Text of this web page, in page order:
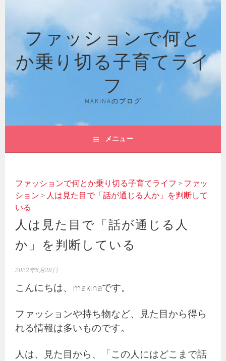
ファッションで何と
か乗り切る子育てライ
フ
MAKINAのブログ
メニュー
ファッションで何とか乗り切る子育てライフ > ファッ
ション > 人は見た目で「話が通じる人か」を判断して
いる
人は見た目で「話が通じる人
か」を判断している
2022年6月28日
こんにちは、makinaです。
ファッションや持ち物など、見た目から得ら
れる情報は多いものです。
人は、見た目から、「この人にはどこまで話